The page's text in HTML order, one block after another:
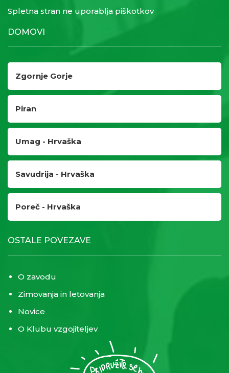
Spletna stran ne uporablja piškotkov
DOMOVI
Zgornje Gorje
Piran
Umag - Hrvaška
Savudrija - Hrvaška
Poreč - Hrvaška
OSTALE POVEZAVE
O zavodu
Zimovanja in letovanja
Novice
O Klubu vzgojiteljev